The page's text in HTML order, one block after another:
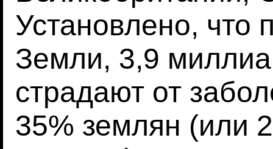
Установлено, что
Земли, 3,9
страдают от
35% землян (или